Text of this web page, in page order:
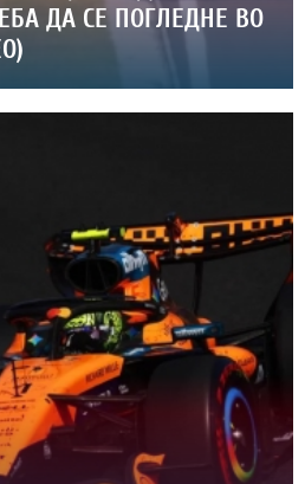
ДА СЕ ПОГЛЕДНЕ ВО